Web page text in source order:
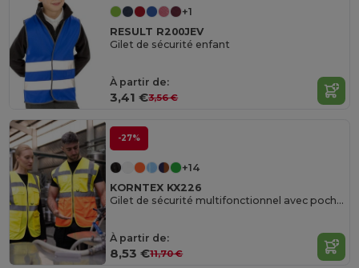
+1
RESULT R200JEV
Gilet de sécurité enfant
À partir de:
3,41 €3,56 €
-27%
+14
KORNTEX KX226
Gilet de sécurité multifonctionnel avec poches
À partir de:
8,53 €11,70 €